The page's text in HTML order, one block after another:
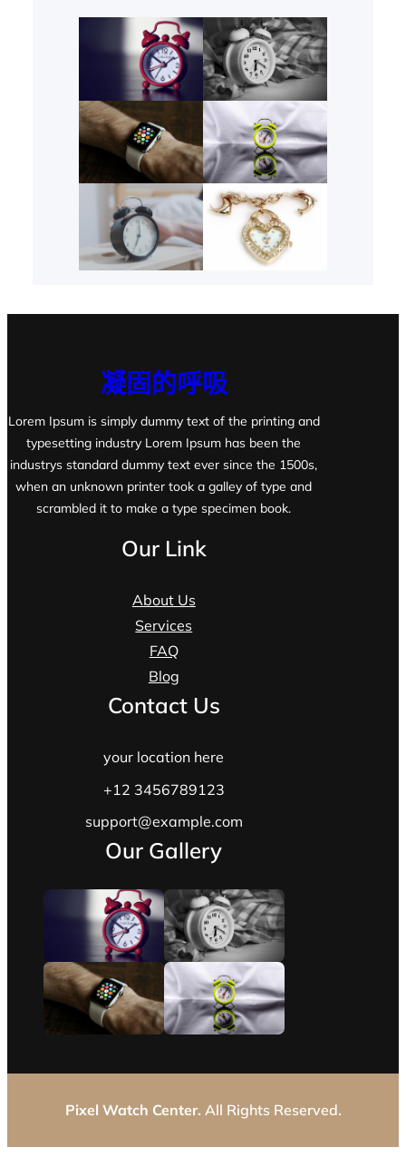
凝固的呼吸
Lorem Ipsum is simply dummy text of the printing and
typesetting industry Lorem Ipsum has been the
industrys standard dummy text ever since the 1500s,
when an unknown printer took a galley of type and
scrambled it to make a type specimen book.
Our Link
About Us
Services
FAQ
Blog
Contact Us
your location here
+12 3456789123
support@example.com
Our Gallery
Pixel Watch Center. All Rights Reserved.